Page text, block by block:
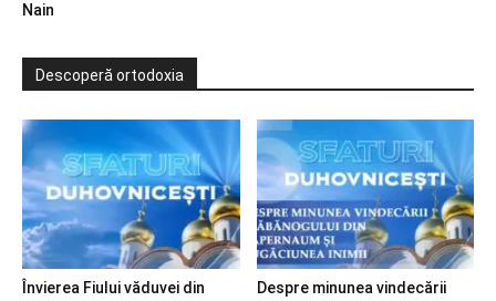
Nain
Descoperă ortodoxia
Învierea Fiului văduvei din
Despre minunea vindecării